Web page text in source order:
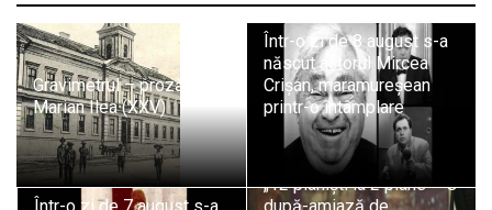
Gravimetrul – proză de
Marian Ilea (XXV)
Într-o zi de 8 august s-a
născut actorul Mircea
Crișan, maramureșean
printr-o întâmplare
„12 pianiști la 2 piane – O